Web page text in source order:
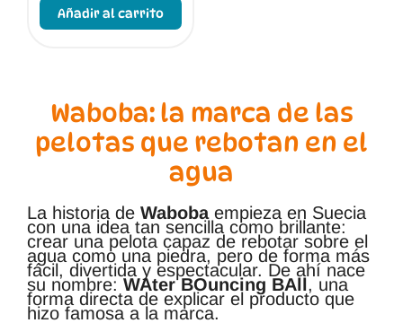
Añadir al carrito
pueden
elegir
la
de
producto
Waboba: la marca de las
pelotas que rebotan en el
agua
La historia de Wabobaempieza en Suecia
con una idea tan sencilla como brillante:
crear una pelota capaz de rebotar sobre el
agua como una piedra, pero de forma más
fácil, divertida y espectacular. De ahí nace
su nombre: WAter BOuncing BAll, una
forma directa de explicar el producto que
hizo famosa a la marca.